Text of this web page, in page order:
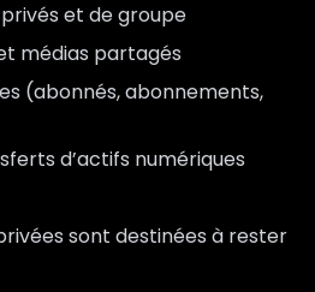
et de groupe
médias partagés
(abonnés, abonnements,
d’actifs numériques
sont destinées à rester